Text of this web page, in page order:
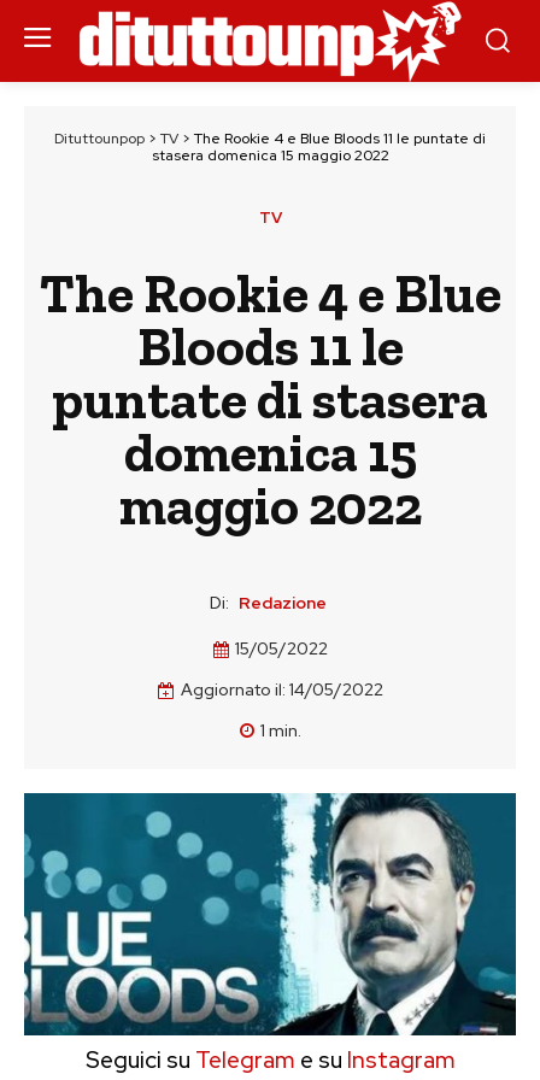
Dituttounpop > TV > The Rookie 4 e Blue Bloods 11 le puntate di
stasera domenica 15 maggio 2022
TV
The Rookie 4 e Blue
Bloods 11 le
puntate di stasera
domenica 15
maggio 2022
Di: Redazione
15/05/2022
Aggiornato il: 14/05/2022
1 min.
Seguici su Telegram e su Instagram